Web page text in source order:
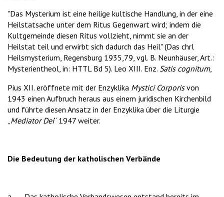
"Das Mysterium ist eine heilige kultische Handlung, in der eine
Heilstatsache unter dem Ritus Gegenwart wird; indem die
Kultgemeinde diesen Ritus vollzieht, nimmt sie an der
Heilstat teil und erwirbt sich dadurch das Heil" (Das chrl
Heilsmysterium, Regensburg 1935,79, vgl. B. Neunhäuser, Art.:
Mysterientheol, in: HTTL Bd 5). Leo XIII. Enz. Satis cognitum,
Pius XII. eröffnete mit der Enzyklika Mystici Corporisvon
1943 einen Aufbruch heraus aus einem juridischen Kirchenbild
und führte diesen Ansatz in der Enzyklika über die Liturgie
Mediator Dei“ 1947 weiter.
Die Bedeutung der katholischen Verbände